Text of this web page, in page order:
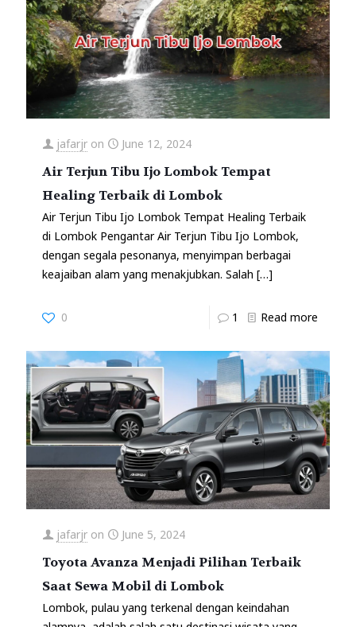
jafarjr on June 12, 2024
Air Terjun Tibu Ijo Lombok Tempat
Healing Terbaik di Lombok
Air Terjun Tibu Ijo Lombok Tempat Healing Terbaik
di Lombok Pengantar Air Terjun Tibu Ijo Lombok,
dengan segala pesonanya, menyimpan berbagai
keajaiban alam yang menakjubkan. Salah […]
0 1 Read more
jafarjr on June 5, 2024
Toyota Avanza Menjadi Pilihan Terbaik
Saat Sewa Mobil di Lombok
Lombok, pulau yang terkenal dengan keindahan